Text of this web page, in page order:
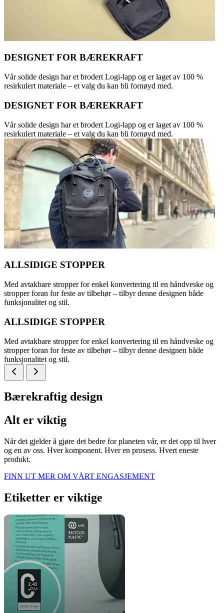
DESIGNET FOR BÆREKRAFT
Vår solide design har et brodert Logi-lapp og er laget av 100 %
resirkulert materiale – et valg du kan bli fornøyd med.
DESIGNET FOR BÆREKRAFT
Vår solide design har et brodert Logi-lapp og er laget av 100 %
resirkulert materiale – et valg du kan bli fornøyd med.
ALLSIDIGE STOPPER
Med avtakbare stropper for enkel konvertering til en håndveske og
stropper foran for feste av tilbehør – tilbyr denne designen både
funksjonalitet og stil.
ALLSIDIGE STOPPER
Med avtakbare stropper for enkel konvertering til en håndveske og
stropper foran for feste av tilbehør – tilbyr denne designen både
funksjonalitet og stil.
Bærekraftig design
Alt er viktig
Når det gjelder å gjøre det bedre for planeten vår, er det opp til hver
og en av oss. Hver komponent. Hver en prosess. Hvert eneste
produkt.
FINN UT MER OM VÅRT ENGASJEMENT
Etiketter er viktige